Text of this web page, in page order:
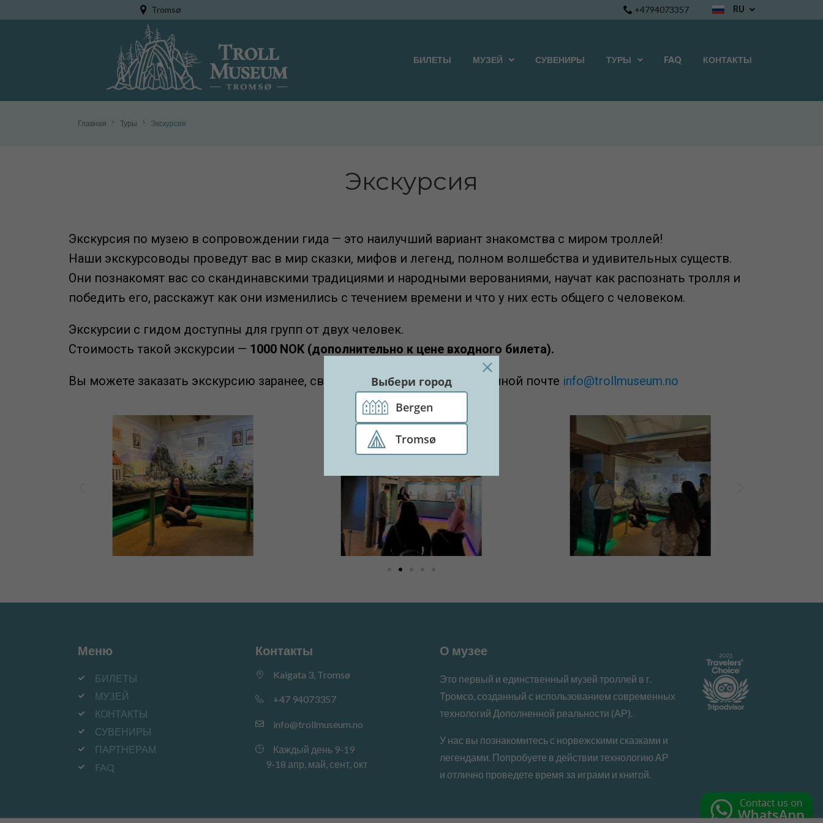
Tromsø
Bergen
+4794073357
RU
БИЛЕТЫ МУЗЕЙ СУВЕНИРЫ ТУРЫ FAQ КОНТАКТЫ
Главная Туры Экскурсия
Экскурсия
Экскурсия по музею в сопровождении гида — это наилучший вариант знакомства с миром троллей!
Наши экскурсоводы проведут вас в мир сказки, мифов и легенд, полном волшебства и удивительных существ.
Они познакомят вас со скандинавскими традициями и народными верованиями, научат как распознать тролля и
победить его, расскажут как они изменились с течением времени и что у них есть общего с человеком.
Экскурсии с гидом доступны для групп от двух человек.
Стоимость такой экскурсии — 1000 NOK (дополнительно к цене входного билета).
Вы можете заказать экскурсию заранее, связавшись с нами по электронной почте info@trollmuseum.no
Меню
БИЛЕТЫ
МУЗЕЙ
КОНТАКТЫ
СУВЕНИРЫ
ПАРТНЕРАМ
FAQ
Контакты
Kaigata 3, Tromsø
+47 94073357
info@trollmuseum.no
Каждый день 9-19
9-18 апр, май, сент, окт
О музее
Это первый и единственный музей троллей в г.
Тромсо, созданный с использованием современных
технологий Дополненной реальности (АР).
У нас вы познакомитесь с норвежскими сказками и
легендами. Попробуете в действии технологию АР
и отлично проведете время за играми и книгой.
Выбери город
Bergen
Tromsø